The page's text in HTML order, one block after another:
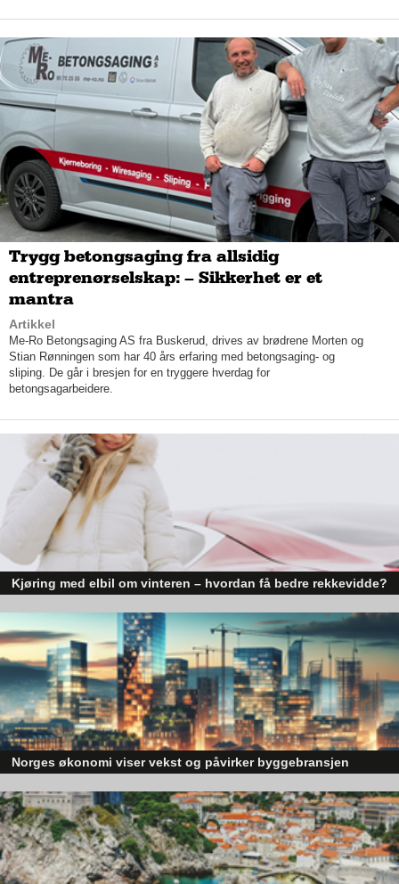
perfeksjonere konkrete foredrag, så det blir totalt sett et utrolig
bredt spekter. Dette gjør vi gjennom å holde foredrag,
individuelle timer, coaching, workshops og firmadager med
bedrifter.
– Overføringsverdien er enorm! Det er ikke slik at man bare
bruker det man lærer på jobb, for vi er hele mennesker og å bli
god som formidler krever selvutvikling. Det vil derfor ha verdi
på flere nivå, i all kommunikasjon, som ambassadør for
bedriften og for den enkelte ved at du kan oppleve mer
overskudd og glede.
Trygg betongsaging fra allsidig
entreprenørselskap: – Sikkerhet er et
mantra
Artikkel
Me-Ro Betongsaging AS fra Buskerud, drives av brødrene Morten og
Stian Rønningen som har 40 års erfaring med betongsaging- og
sliping. De går i bresjen for en tryggere hverdag for
betongsagarbeidere.
Kjøring med elbil om vinteren – hvordan få bedre rekkevidde?
utfordrende vinterforhold kan være en utfordring.
Norges økonomi viser vekst og påvirker byggebransjen
skaper optimisme på tvers av ulike sektorer. Byggebransjen er spesielt
posisjonert til å dra nytte av denne økonomiske oppgangen.